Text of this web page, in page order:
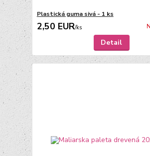
Plastická guma sivá - 1 ks
2,50 EUR/ks
Detail